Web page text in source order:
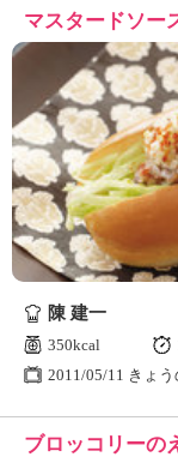
マスタードソー
陳 建一
350kcal
2011/05/11 きょ
ブロッコリーの